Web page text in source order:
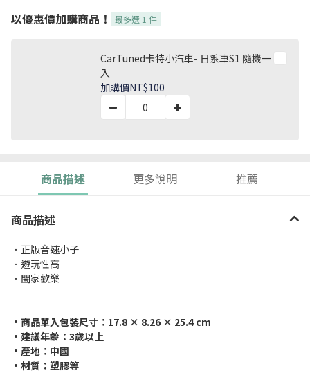
以優惠價加購商品！ 最多選 1 件
CarTuned卡特小汽車- 日系車S1 隨機一
入
加購價NT$100
商品描述 更多說明 推薦
商品描述
．正版音速小子
．遊玩性高
．闔家歡樂
•商品單入包裝尺寸：17.8 × 8.26 × 25.4 cm
•建議年齡：3歲以上
•產地：中國
•材質：塑膠等